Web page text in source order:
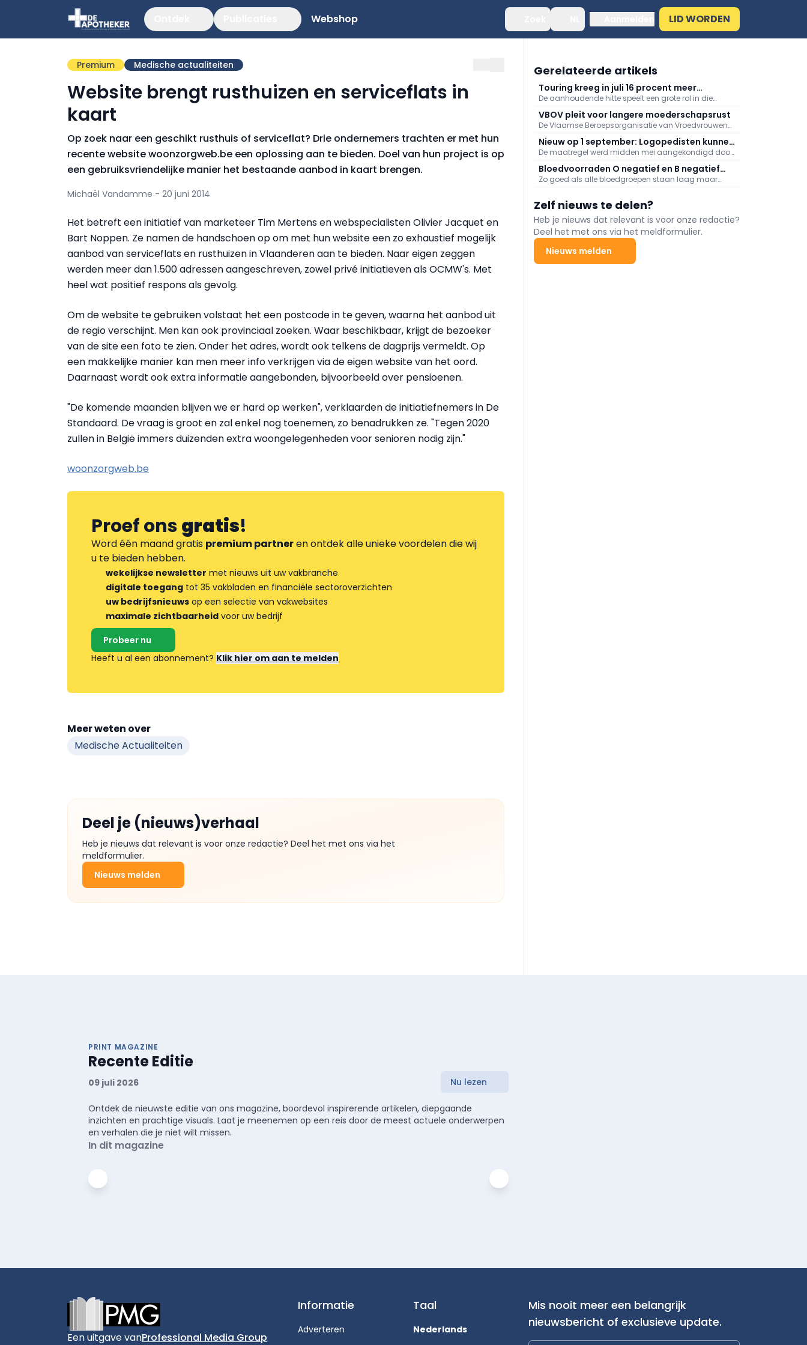
Webshop LID WORDEN
Premium Medische actualiteiten
Website brengt rusthuizen en serviceflats in
kaart
Op zoek naar een geschikt rusthuis of serviceflat? Drie ondernemers trachten er met hun
recente website woonzorgweb.be een oplossing aan te bieden. Doel van hun project is op
een gebruiksvriendelijke manier het bestaande aanbod in kaart brengen.
Michaël Vandamme - 20 juni 2014
Het betreft een initiatief van marketeer Tim Mertens en webspecialisten Olivier Jacquet en
Bart Noppen. Ze namen de handschoen op om met hun website een zo exhaustief mogelijk
aanbod van serviceflats en rusthuizen in Vlaanderen aan te bieden. Naar eigen zeggen
werden meer dan 1.500 adressen aangeschreven, zowel privé initiatieven als OCMW's. Met
heel wat positief respons als gevolg.
Om de website te gebruiken volstaat het een postcode in te geven, waarna het aanbod uit
de regio verschijnt. Men kan ook provinciaal zoeken. Waar beschikbaar, krijgt de bezoeker
van de site een foto te zien. Onder het adres, wordt ook telkens de dagprijs vermeldt. Op
een makkelijke manier kan men meer info verkrijgen via de eigen website van het oord.
Daarnaast wordt ook extra informatie aangebonden, bijvoorbeeld over pensioenen.
"De komende maanden blijven we er hard op werken", verklaarden de initiatiefnemers in De
Standaard. De vraag is groot en zal enkel nog toenemen, zo benadrukken ze. "Tegen 2020
zullen in België immers duizenden extra woongelegenheden voor senioren nodig zijn."
woonzorgweb.be
Proef onsgratis!
Word één maand gratis premium partneren ontdek alle unieke voordelen die wij
u te bieden hebben.
wekelijkse newsletter met nieuws uit uw vakbranche
digitale toegang tot 35 vakbladen en financiële sectoroverzichten
uw bedrijfsnieuws op een selectie van vakwebsites
maximale zichtbaarheid voor uw bedrijf
Probeer nu
Heeft u al een abonnement? Klik hier om aan te melden
Meer weten over
Medische Actualiteiten
Deel je (nieuws)verhaal
Heb je nieuws dat relevant is voor onze redactie? Deel het met ons via het
meldformulier.
Nieuws melden
Gerelateerde artikels
Touring kreeg in juli 16 procent meer
medische dossiers binnen: "Hitte speelt
grote rol"
De aanhoudende hitte speelt een grote rol in die
stijging, meldt Touring. Er kwamen daarnaast veel
oproepen binnen naar aanleiding van de
bosbranden in het zuiden van Europa.
VBOV pleit voor langere moederschapsrust
De Vlaamse Beroepsorganisatie van Vroedvrouwen
(VBOV) vraagt de federale overheid om de
moederschapsrust uit te breiden tot minstens zes
maanden na de bevalling.
Nieuw op 1 september: Logopedisten kunnen
ook videoconsultaties aanbieden
De maatregel werd midden mei aangekondigd door
minister van Volksgezondheid Frank Vandenbroucke
(Vooruit).
Bloedvoorraden O negatief en B negatief
zeer laag
Zo goed als alle bloedgroepen staan laag maar
vooral de voorraden aan O negatief en B negatief
baren zorgen.
Zelf nieuws te delen?
Heb je nieuws dat relevant is voor onze redactie?
Deel het met ons via het meldformulier.
Nieuws melden
PRINT MAGAZINE
Recente Editie
09 juli 2026 Nu lezen
Ontdek de nieuwste editie van ons magazine, boordevol inspirerende artikelen, diepgaande
inzichten en prachtige visuals. Laat je meenemen op een reis door de meest actuele onderwerpen
en verhalen die je niet wilt missen.
In dit magazine
Een uitgave vanProfessional Media Group
Informatie
Adverteren
Taal
Nederlands
Mis nooit meer een belangrijk
nieuwsbericht of exclusieve update.